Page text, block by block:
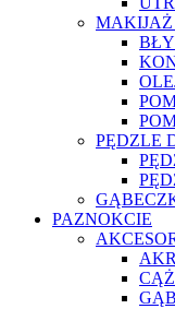
MAKIJAŻ
PĘDZLE
PAZNOKCIE